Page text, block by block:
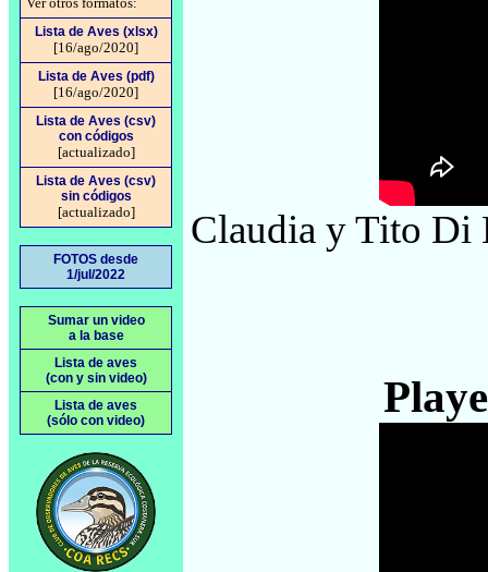
Lista de Aves (xlsx)
[16/ago/2020]
Lista de Aves (pdf)
[16/ago/2020]
Lista de Aves (csv)
con códigos
[actualizado]
Lista de Aves (csv)
sin códigos
[actualizado]
FOTOS desde
1/jul/2022
Sumar un video
a la base
Lista de aves
(con y sin video)
Lista de aves
(sólo con video)
Claudia y Tito Di